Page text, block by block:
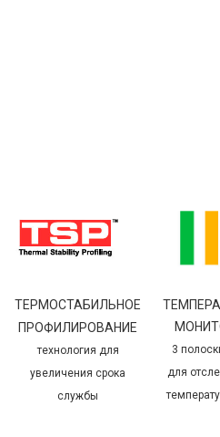
ТЕРМОСТАБИЛЬНОЕ
ПРОФИЛИРОВАНИЕ
технология для
увеличения срока
службы
3
для